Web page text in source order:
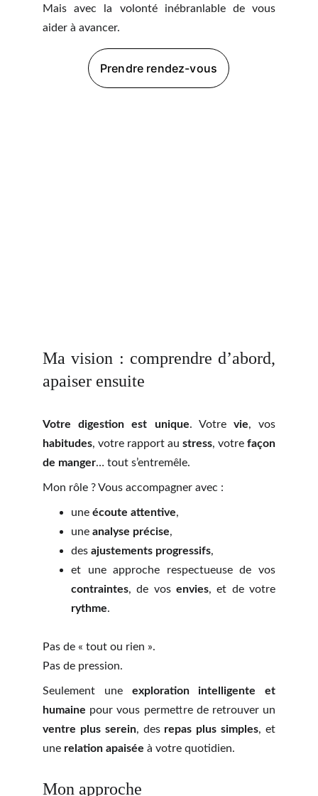
Mais avec la volonté inébranlable de vous
aider à avancer.
Prendre rendez-vous
Ma vision : comprendre d’abord,
apaiser ensuite
Votre digestion est unique. Votre vie, vos
habitudes, votre rapport au stress, votre façon
de manger… tout s’entremêle.
Mon rôle ? Vous accompagner avec :
une écoute attentive,
une analyse précise,
des ajustements progressifs,
et une approche respectueuse de vos
contraintes, de vos envies, et de votre
rythme.
Pas de « tout ou rien ».
Pas de pression.
Seulement une exploration intelligente et
humaine pour vous permettre de retrouver un
ventre plus serein, des repas plus simples, et
une relation apaisée à votre quotidien.
Mon approche